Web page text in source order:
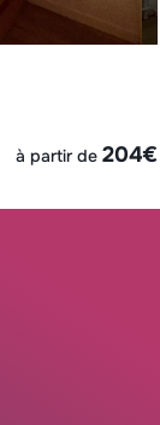
à partir de 204€